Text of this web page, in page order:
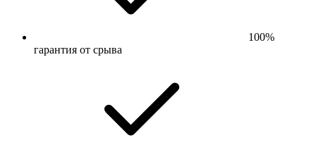
100%
гарантия от срыва